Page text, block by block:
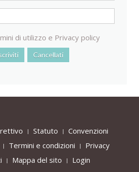
di utilizzo e Privacy policy
Statuto
Convenzioni
Termini e condizioni
Privacy
Mappa del sito Login